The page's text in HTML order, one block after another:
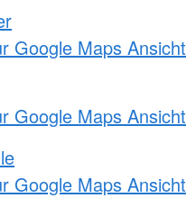
Google Maps Ansicht
Google Maps Ansicht
Google Maps Ansicht